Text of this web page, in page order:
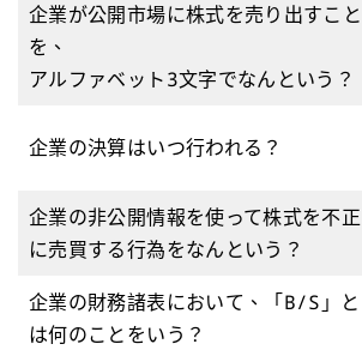
企業が公開市場に株式を売り出すこと
を、
アルファベット3文字でなんという？
企業の決算はいつ行われる？
企業の非公開情報を使って株式を不正
に売買する行為をなんという？
企業の財務諸表において、「B/S」と
は何のことをいう？